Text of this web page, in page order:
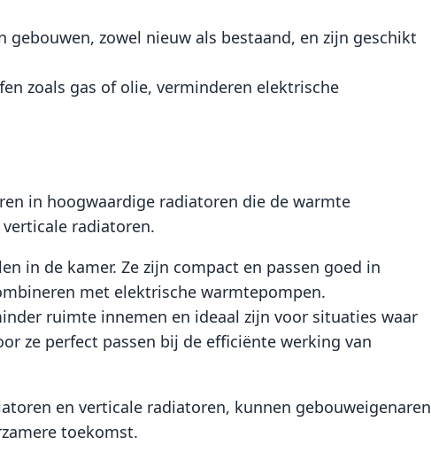
zowel nieuw als bestaand, en zijn geschikt
zoals gas of olie, verminderen elektrische
in hoogwaardige radiatoren die de warmte
radiatoren.
in de kamer. Ze zijn compact en passen goed in
met elektrische warmtepompen.
ruimte innemen en ideaal zijn voor situaties waar
ze perfect passen bij de efficiënte werking van
en verticale radiatoren, kunnen gebouweigenaren
toekomst.